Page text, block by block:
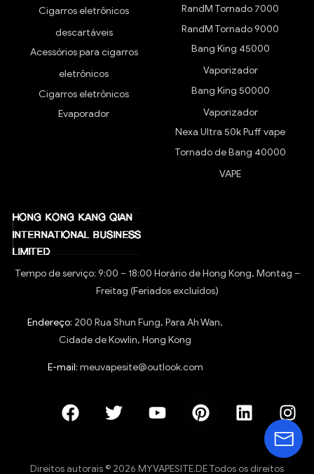
Cigarros eletrônicos
descartáveis
Acessórios para cigarros
eletrônicos
Cigarros eletrônicos
Evaporador
RandM Tornado 7000
RandM Tornado 9000
Bang King 45000
Vaporizador
Bang King 50000
Vaporizador
Nexa Ultra 50k Puff vape
Tornado de Bang 40000
VAPE
Tempo de serviço: 9:00 – 18:00 Horário de Hong Kong, Montag –
Freitag (Feriados excluídos)
Endereço: 200 Rua Shun Fung, Para Ah Wan,
Cidade de Kowlin, Hong Kong
E-mail: meuvapesite@outlook.com
Direitos autorais © 2026 MYVAPESITE.DE Todos os direitos